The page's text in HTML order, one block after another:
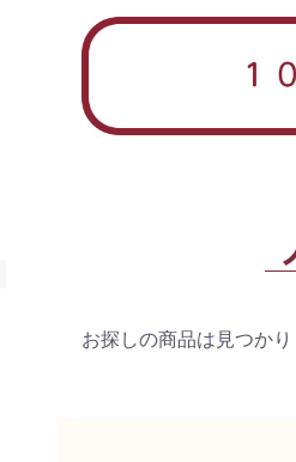
お探しの商品は見つか